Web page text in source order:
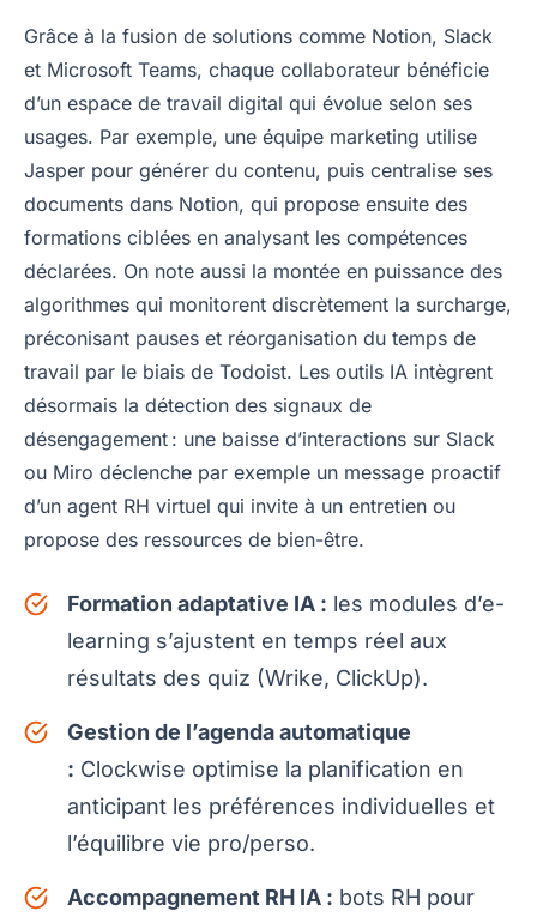
Grâce à la fusion de solutions comme Notion, Slack
et Microsoft Teams, chaque collaborateur bénéficie
d’un espace de travail digital qui évolue selon ses
usages. Par exemple, une équipe marketing utilise
Jasper pour générer du contenu, puis centralise ses
documents dans Notion, qui propose ensuite des
formations ciblées en analysant les compétences
déclarées. On note aussi la montée en puissance des
algorithmes qui monitorent discrètement la surcharge,
préconisant pauses et réorganisation du temps de
travail par le biais de Todoist. Les outils IA intègrent
désormais la détection des signaux de
désengagement : une baisse d’interactions sur Slack
ou Miro déclenche par exemple un message proactif
d’un agent RH virtuel qui invite à un entretien ou
propose des ressources de bien-être.
Formation adaptative IA : les modules d’e-
learning s’ajustent en temps réel aux
résultats des quiz (Wrike, ClickUp).
Gestion de l’agenda automatique
: Clockwise optimise la planification en
anticipant les préférences individuelles et
l’équilibre vie pro/perso.
Accompagnement RH IA : bots RH pour